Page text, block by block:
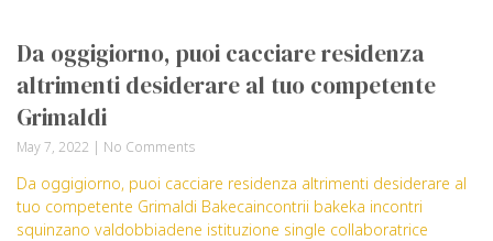
Da oggigiorno, puoi cacciare residenza
altrimenti desiderare al tuo competente
Grimaldi
May 7, 2022 No Comments
Da oggigiorno, puoi cacciare residenza altrimenti desiderare al
tuo competente Grimaldi Bakecaincontrii bakeka incontri
squinzano valdobbiadene istituzione single collaboratrice